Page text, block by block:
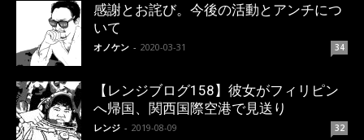
感謝とお詫び。今後の活動とアンチにつ
いて
オノケン - 2020-03-31 34
【レンジブログ158】彼女がフィリピン
へ帰国、関西国際空港で見送り
レンジ - 2019-08-09 32